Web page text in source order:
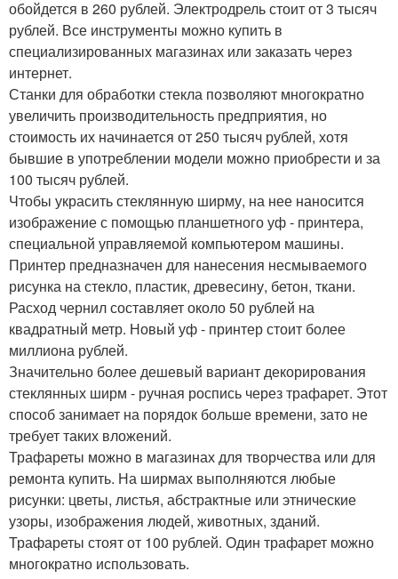
обойдется в 260 рублей. Электродрель стоит от 3 тысяч
рублей. Все инструменты можно купить в
специализированных магазинах или заказать через
интернет.
Станки для обработки стекла позволяют многократно
увеличить производительность предприятия, но
стоимость их начинается от 250 тысяч рублей, хотя
бывшие в употреблении модели можно приобрести и за
100 тысяч рублей.
Чтобы украсить стеклянную ширму, на нее наносится
изображение с помощью планшетного уф - принтера,
специальной управляемой компьютером машины.
Принтер предназначен для нанесения несмываемого
рисунка на стекло, пластик, древесину, бетон, ткани.
Расход чернил составляет около 50 рублей на
квадратный метр. Новый уф - принтер стоит более
миллиона рублей.
Значительно более дешевый вариант декорирования
стеклянных ширм - ручная роспись через трафарет. Этот
способ занимает на порядок больше времени, зато не
требует таких вложений.
Трафареты можно в магазинах для творчества или для
ремонта купить. На ширмах выполняются любые
рисунки: цветы, листья, абстрактные или этнические
узоры, изображения людей, животных, зданий.
Трафареты стоят от 100 рублей. Один трафарет можно
многократно использовать.